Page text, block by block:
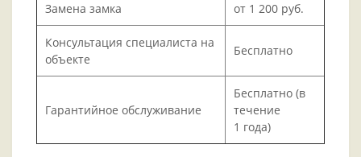
Замена замка от 1 200 руб.
Консультация специалиста на
объекте
Бесплатно
Гарантийное обслуживание
Бесплатно (в
течение
1 года)